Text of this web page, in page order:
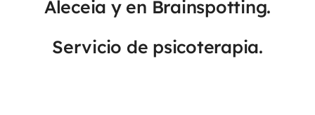
Aleceia y en Brainspotting.
Servicio de psicoterapia.